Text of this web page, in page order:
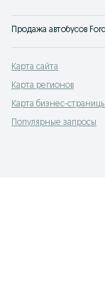
Карта сайта
Карта регионов
Карта бизнес-страницы
Популярные запросы